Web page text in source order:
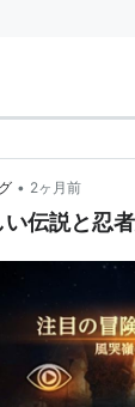
• 2ヶ月前
い伝説と忍